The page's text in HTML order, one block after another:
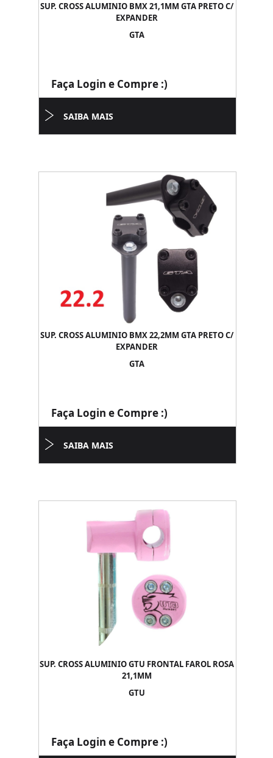
SUP. CROSS ALUMINIO BMX 21,1MM GTA PRETO C/
EXPANDER
GTA
Faça Login e Compre :)
SAIBA MAIS
SUP. CROSS ALUMINIO BMX 22,2MM GTA PRETO C/
EXPANDER
GTA
Faça Login e Compre :)
SAIBA MAIS
SUP. CROSS ALUMINIO GTU FRONTAL FAROL ROSA
21,1MM
GTU
Faça Login e Compre :)